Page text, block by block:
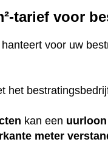
tarief voor
voor uw
het
kan een uurloon
meter